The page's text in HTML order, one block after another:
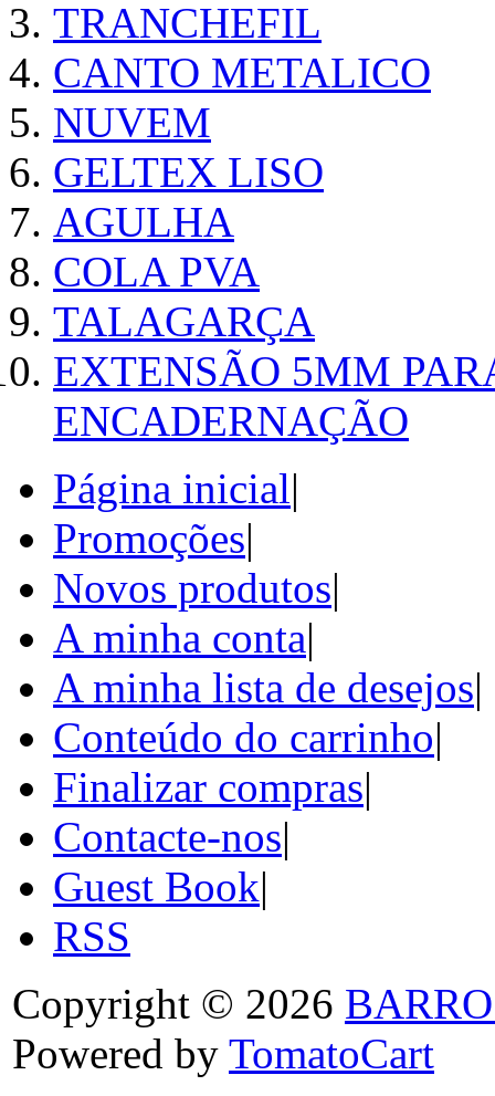
TRANCHEFIL
CANTO METALICO
NUVEM
GELTEX LISO
AGULHA
COLA PVA
TALAGARÇA
EXTENSÃO 5MM
ENCADERNAÇÃO
Página inicial|
Promoções|
Novos produtos|
A minha conta|
A minha lista de desejos|
Conteúdo do carrinho|
Finalizar compras|
Contacte-nos|
Guest Book|
RSS
Copyright © 2026
Powered by TomatoCart